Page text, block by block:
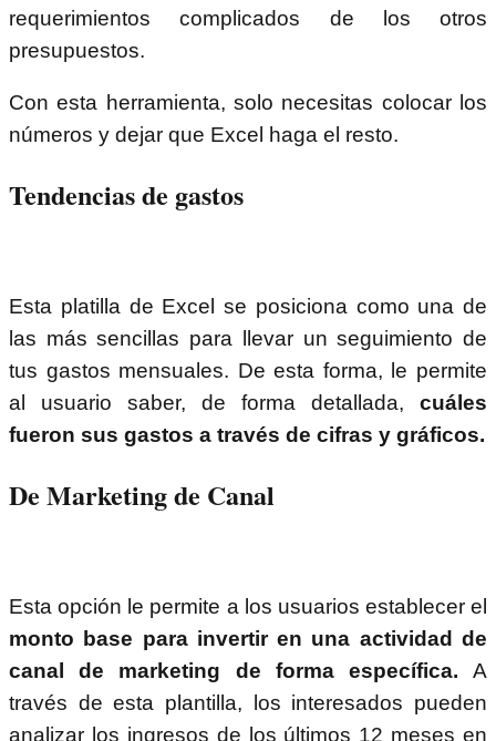
requerimientos complicados de los otros
presupuestos.
Con esta herramienta, solo necesitas colocar los
números y dejar que Excel haga el resto.
Tendencias de gastos
Esta platilla de Excel se posiciona como una de
las más sencillas para llevar un seguimiento de
tus gastos mensuales. De esta forma, le permite
al usuario saber, de forma detallada, cuáles
fueron sus gastos a través de cifras y gráficos.
De Marketing de Canal
Esta opción le permite a los usuarios establecer el
monto base para invertir en una actividad de
canal de marketing de forma específica. A
través de esta plantilla, los interesados pueden
analizar los ingresos de los últimos 12 meses en